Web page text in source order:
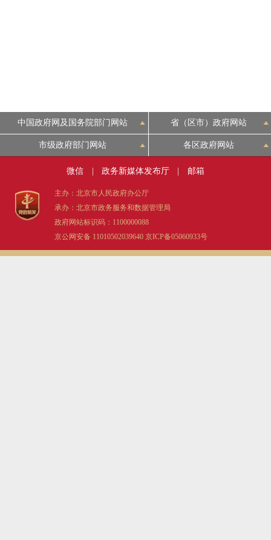
ESPAÑOL
ITALIANO
中国政府网及国务院部门网站 省（区市）政府网站
市级政府部门网站 各区政府网站
微信 政务新媒体发布厅 邮箱
主办：北京市人民政府办公厅
承办：北京市政务服务和数据管理局
政府网站标识码：1100000088
京公网安备 11010502039640 京ICP备05060933号